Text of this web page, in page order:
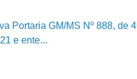
Portaria GM/MS Nº 888, de 4
e ente...